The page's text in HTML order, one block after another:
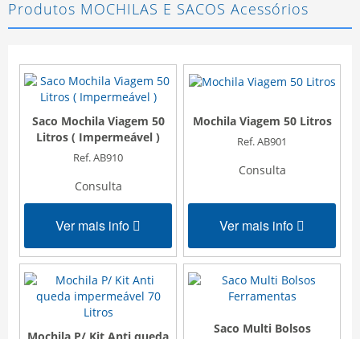
Produtos MOCHILAS E SACOS Acessórios
Saco Mochila Viagem 50
Litros ( Impermeável )
Ref. AB910
Consulta
Ver mais info
Mochila Viagem 50 Litros
Ref. AB901
Consulta
Ver mais info
Mochila P/ Kit Anti queda
Saco Multi Bolsos